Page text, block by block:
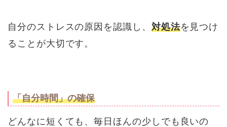
自分のストレスの原因を認識し、 対処法を見つけ
ることが大切です。
「自分時間」の確保
どんなに短くても、毎日ほんの少しでも良いの